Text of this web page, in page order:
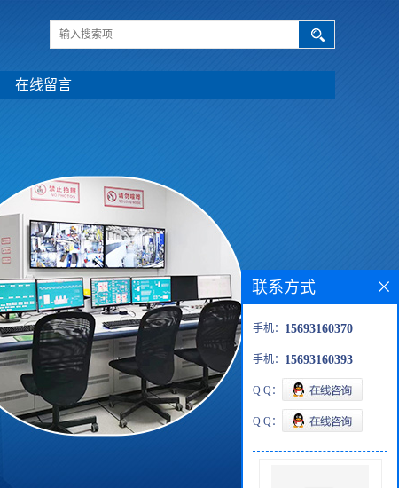
在线留言
联系方式
手机： 15693160370
手机： 15693160393
Q Q：
Q Q：